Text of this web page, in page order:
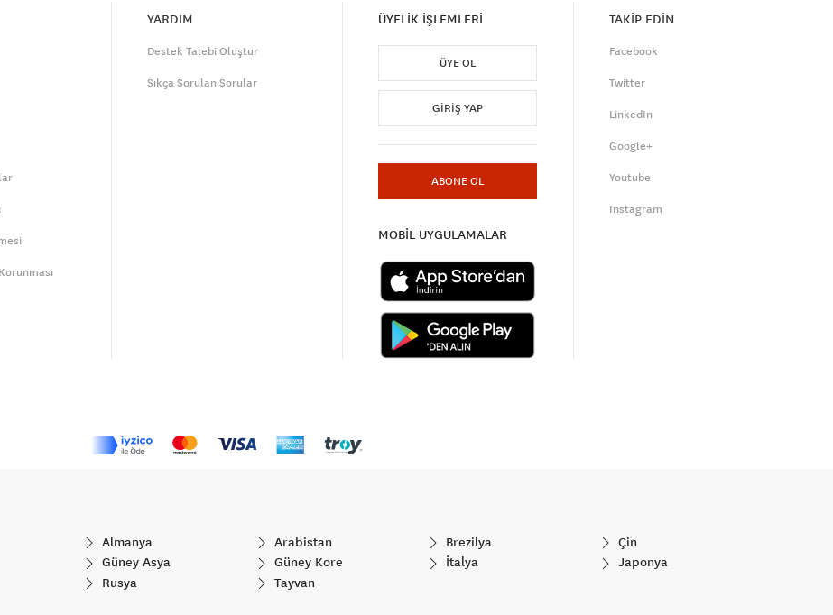
YARDIM
Destek Talebi Oluştur
Sıkça Sorulan Sorular
ÜYELİK İŞLEMLERİ
ÜYE OL
GIRIŞ YAP
ABONE OL
MOBİL UYGULAMALAR
TAKİP EDİN
Facebook
Twitter
LinkedIn
Google+
Youtube
Instagram
Almanya Arabistan Brezilya
Çin
Güney Asya Güney Kore İtalya
Japonya
Rusya Tayvan